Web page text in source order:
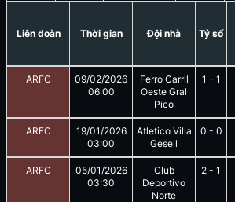
Liên đoàn Thời gian Đội nhà Tỷ số
ARFC
09/02/2026
06:00
Ferro Carril
Oeste Gral
Pico
1 - 1
ARFC
19/01/2026
03:00
Atletico Villa
Gesell
0 - 0
ARFC
05/01/2026
03:30
Club
Deportivo
Norte
2 - 1